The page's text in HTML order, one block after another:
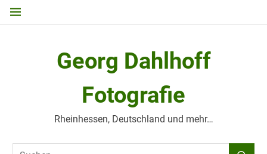
Zum
Georg Dahlhoff
Fotografie
Rheinhessen, Deutschland und mehr…